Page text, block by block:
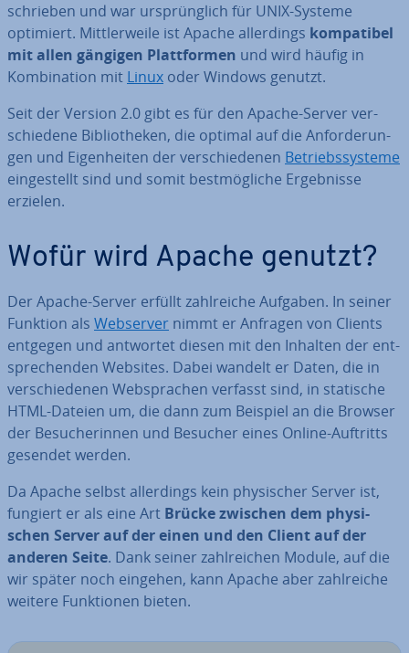
schrie­ben und war ur­sprüng­lich für UNIX-Systeme
optimiert. Mitt­ler­wei­le ist Apache al­ler­dings kom­pa­ti­bel
mit allen gängigen Platt­for­men und wird häufig in
Kom­bi­na­ti­on mit Linux oder Windows genutzt.
Seit der Version 2.0 gibt es für den Apache-Server ver­
schie­de­ne Bi­blio­the­ken, die optimal auf die An­for­de­run­
gen und Ei­gen­hei­ten der ver­schie­de­nen Be­triebs­sys­te­me
ein­ge­stellt sind und somit best­mög­li­che Er­geb­nis­se
erzielen.
Wofür wird Apache genutzt?
Der Apache-Server erfüllt zahl­rei­che Aufgaben. In seiner
Funktion als Webserver nimmt er Anfragen von Clients
entgegen und antwortet diesen mit den Inhalten der ent­
spre­chen­den Websites. Dabei wandelt er Daten, die in
ver­schie­de­nen Web­spra­chen verfasst sind, in statische
HTML-Dateien um, die dann zum Beispiel an die Browser
der Be­su­che­rin­nen und Besucher eines Online-Auftritts
gesendet werden.
Da Apache selbst al­ler­dings kein phy­si­scher Server ist,
fungiert er als eine Art Brücke zwischen dem phy­si­
schen Server auf der einen und den Client auf der
anderen Seite. Dank seiner zahl­rei­chen Module, auf die
wir später noch eingehen, kann Apache aber zahl­rei­che
weitere Funk­tio­nen bieten.